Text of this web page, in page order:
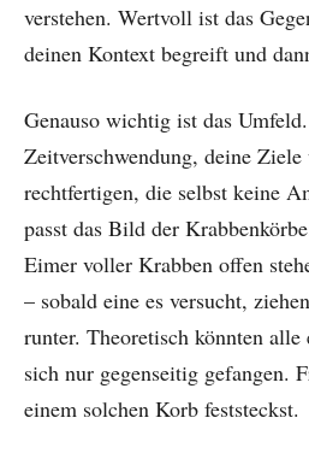
verstehen. Wertvoll ist das
deinen Kontext begreift und
Genauso wichtig ist das
Zeitverschwendung, deine
rechtfertigen, die selbst keine
passt das Bild der
Eimer voller Krabben offen
– sobald eine es versucht,
runter. Theoretisch könnten
sich nur gegenseitig gefangen.
einem solchen Korb feststeckst.